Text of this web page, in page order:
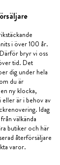
i över 100 år.
bryr vi oss
tid. Det
dig under hela
du är
ny klocka,
är i behov av
Idag
välkända
butiker och här
återförsäljare
varor.